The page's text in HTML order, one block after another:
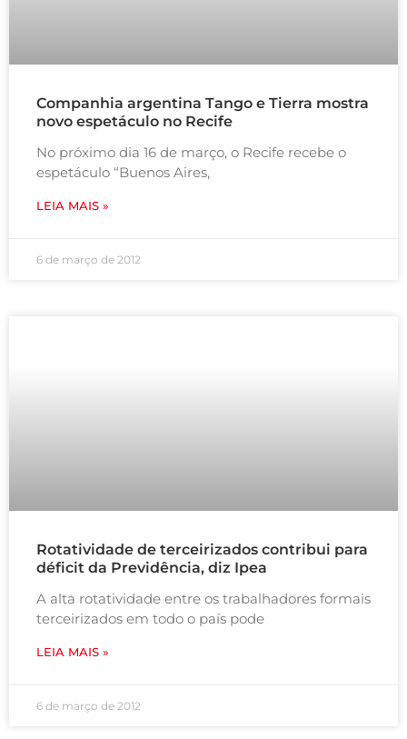
Companhia argentina Tango e Tierra mostra
novo espetáculo no Recife
No próximo dia 16 de março, o Recife recebe o
espetáculo “Buenos Aires,
LEIA MAIS »
6 de março de 2012
Rotatividade de terceirizados contribui para
déficit da Previdência, diz Ipea
A alta rotatividade entre os trabalhadores formais
terceirizados em todo o país pode
LEIA MAIS »
6 de março de 2012